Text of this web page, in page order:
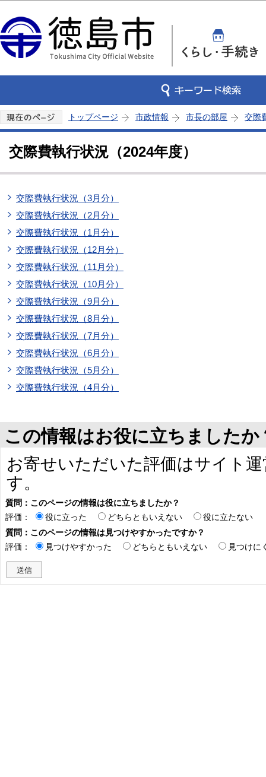
トップページ 市政情報 市長の部屋 交際
交際費執行状況（2024年度）
交際費執行状況（3月分）
交際費執行状況（2月分）
交際費執行状況（1月分）
交際費執行状況（12月分）
交際費執行状況（11月分）
交際費執行状況（10月分）
交際費執行状況（9月分）
交際費執行状況（8月分）
交際費執行状況（7月分）
交際費執行状況（6月分）
交際費執行状況（5月分）
交際費執行状況（4月分）
この情報はお役に立ちましたか
お寄せいただいた評価はサイト
す。
質問：このページの情報は役に立ちましたか？
評価：
役に立った どちらともいえない
役に立たない
質問：このページの情報は見つけやすかったですか？
評価：
見つけやすかった どちらともいえない 見つけに